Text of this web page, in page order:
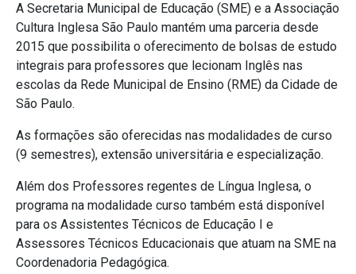
A Secretaria Municipal de Educação (SME) e a Associação
Cultura Inglesa São Paulo mantém uma parceria desde
2015 que possibilita o oferecimento de bolsas de estudo
integrais para professores que lecionam Inglês nas
escolas da Rede Municipal de Ensino (RME) da Cidade de
São Paulo.
As formações são oferecidas nas modalidades de curso
(9 semestres), extensão universitária e especialização.
Além dos Professores regentes de Língua Inglesa, o
programa na modalidade curso também está disponível
para os Assistentes Técnicos de Educação I e
Assessores Técnicos Educacionais que atuam na SME na
Coordenadoria Pedagógica.